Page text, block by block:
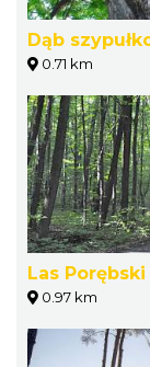
Dąb
0.71 km
Las Porębski
0.97 km